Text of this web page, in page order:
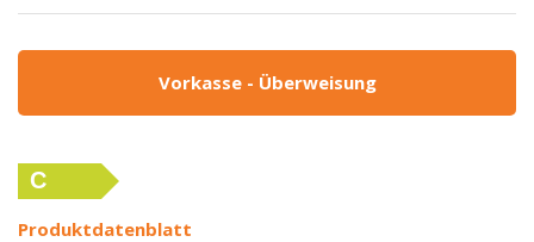
Vorkasse - Überweisung
C
Produktdatenblatt